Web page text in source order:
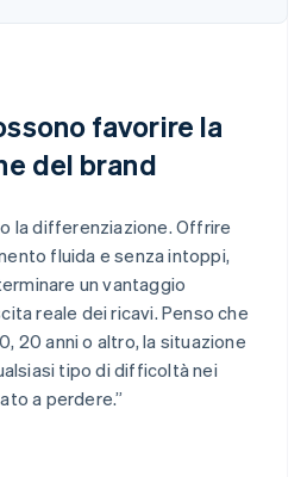
favorire la
del brand
la differenziazione. Offrire
fluida e senza intoppi,
un vantaggio
reale dei ricavi. Penso che
20 anni o altro, la situazione
tipo di difficoltà nei
a perdere.”